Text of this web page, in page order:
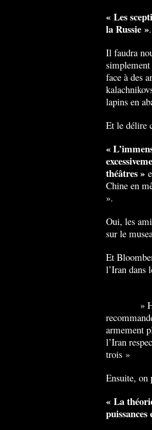
« Les
la Russie ».
Il faudra
face à des
lapins en
Et le délire
«
théâtres »
Chine en
».
Oui, les
sur le
Et
l’Iran dans
»
armement
l’Iran
trois »
Ensuite, on
« La